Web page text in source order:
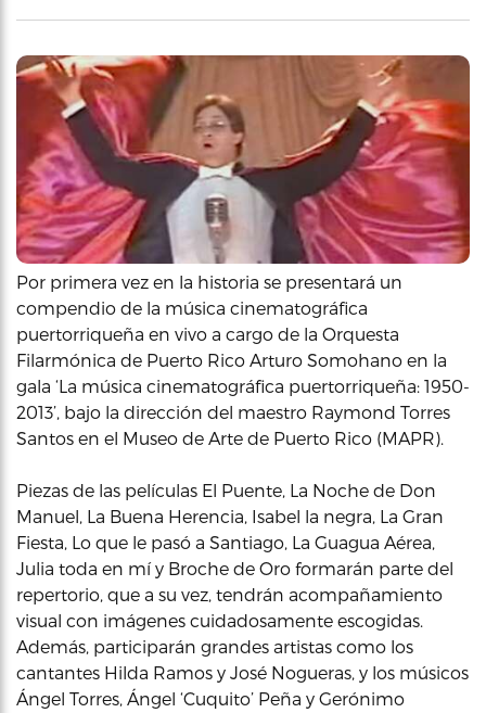
Por primera vez en la historia se presentará un
compendio de la música cinematográfica
puertorriqueña en vivo a cargo de la Orquesta
Filarmónica de Puerto Rico Arturo Somohano en la
gala ‘La música cinematográfica puertorriqueña: 1950-
2013’, bajo la dirección del maestro Raymond Torres
Santos en el Museo de Arte de Puerto Rico (MAPR).
Piezas de las películas El Puente, La Noche de Don
Manuel, La Buena Herencia, Isabel la negra, La Gran
Fiesta, Lo que le pasó a Santiago, La Guagua Aérea,
Julia toda en mí y Broche de Oro formarán parte del
repertorio, que a su vez, tendrán acompañamiento
visual con imágenes cuidadosamente escogidas.
Además, participarán grandes artistas como los
cantantes Hilda Ramos y José Nogueras, y los músicos
Ángel Torres, Ángel ‘Cuquito’ Peña y Gerónimo